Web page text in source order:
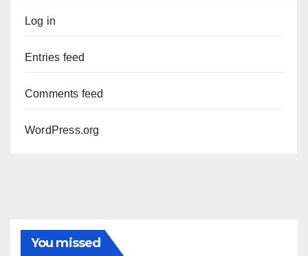
Log in
Entries feed
Comments feed
WordPress.org
You missed